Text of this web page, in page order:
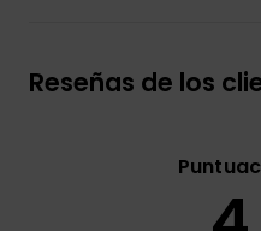
Reseñas de los